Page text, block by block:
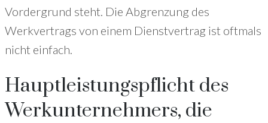
Vordergrund steht. Die Abgrenzung des
Werkvertrags von einem Dienstvertrag ist oftmals
nicht einfach.
Hauptleistungspflicht des
Werkunternehmers, die